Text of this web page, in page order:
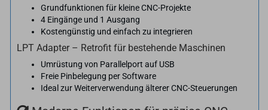
Grundfunktionen für kleine CNC-Projekte
4 Eingänge und 1 Ausgang
Kostengünstig und einfach zu integrieren
LPT Adapter – Retrofit für bestehende Maschinen
Umrüstung von Parallelport auf USB
Freie Pinbelegung per Software
Ideal zur Weiterverwendung älterer CNC-Steuerungen